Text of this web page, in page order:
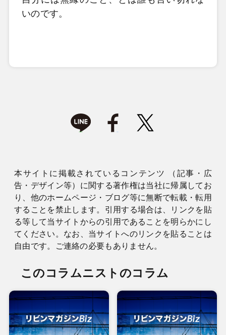
いのです。
本サイトに掲載されているコンテンツ （記事・広
告・デザイン等）に関する著作権は当社に帰属してお
り、他のホームページ・ブログ等に無断で転載・転用
することを禁止します。引用する場合は、リンクを貼
る等して当サイトからの引用であることを明らかにし
てください。なお、当サイトへのリンクを貼ることは
自由です。ご連絡の必要もありません。
このコラムニストのコラム